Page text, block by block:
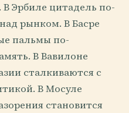
Эрбиле цитадель по-
рынком. В Басре
пальмы по-
В Вавилоне
сталкиваются с
В Мосуле
становится